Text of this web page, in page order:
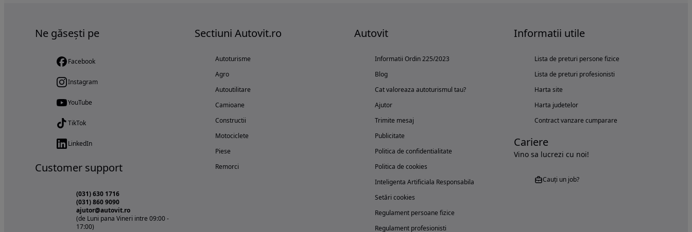
Ne găsești pe
Facebook
Instagram
YouTube
TikTok
LinkedIn
Customer support
(031) 630 1716
(031) 860 9090
ajutor@autovit.ro
(de Luni pana Vineri intre 09:00 -
17:00)
Sectiuni Autovit.ro
Autoturisme
Agro
Autoutilitare
Camioane
Constructii
Motociclete
Piese
Remorci
Autovit
Informatii Ordin 225/2023
Blog
Cat valoreaza autoturismul tau?
Ajutor
Trimite mesaj
Publicitate
Politica de confidentialitate
Politica de cookies
Inteligenta Artificiala Responsabila
Setări cookies
Regulament persoane fizice
Regulament profesionisti
Informatii utile
Lista de preturi persone fizice
Lista de preturi profesionisti
Harta site
Harta judetelor
Contract vanzare cumparare
Cariere
Vino sa lucrezi cu noi!
Cauți un job?